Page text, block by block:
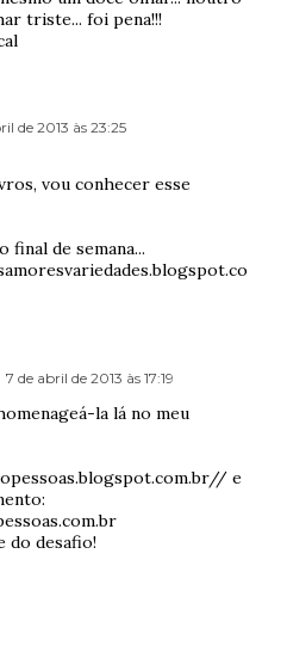
triste... foi pena!!!
de 2013 às 23:25
vou conhecer esse
final de semana...
7 de abril de 2013 às 17:19
la lá no meu
e
do desafio!